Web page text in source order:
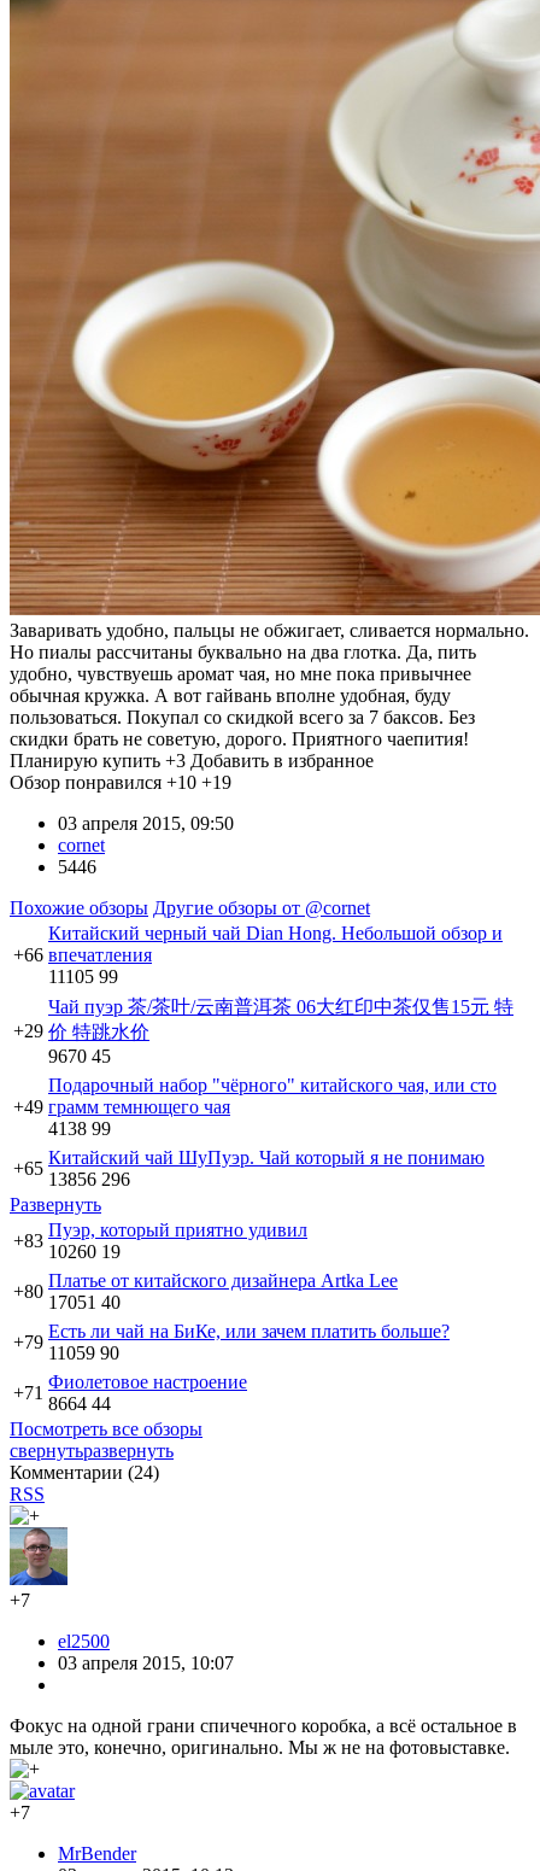
Заваривать удобно, пальцы не обжигает, сливается нормально.
Но пиалы рассчитаны буквально на два глотка. Да, пить
удобно, чувствуешь аромат чая, но мне пока привычнее
обычная кружка. А вот гайвань вполне удобная, буду
пользоваться. Покупал со скидкой всего за 7 баксов. Без
скидки брать не советую, дорого. Приятного чаепития!
Планирую купить +3 Добавить в избранное
Обзор понравился +10 +19
03 апреля 2015, 09:50
cornet
5446
Похожие обзоры Другие обзоры от @cornet
+66
Китайский черный чай Dian Hong. Небольшой обзор и
впечатления
11105 99
+29
Чай пуэр 茶/茶叶/云南普洱茶 06大红印中茶仅售15元 特
价 特跳水价
9670 45
+49
Подарочный набор "чёрного" китайского чая, или сто
грамм темнющего чая
4138 99
+65
Китайский чай ШуПуэр. Чай который я не понимаю
13856 296
Развернуть
+83
Пуэр, который приятно удивил
10260 19
+80
Платье от китайского дизайнера Artka Lee
17051 40
+79
Есть ли чай на БиКе, или зачем платить больше?
11059 90
+71
Фиолетовое настроение
8664 44
Посмотреть все обзоры
свернутьразвернуть
Комментарии (24)
RSS
+7
el2500
03 апреля 2015, 10:07
Фокус на одной грани спичечного коробка, а всё остальное в
мыле это, конечно, оригинально. Мы ж не на фотовыставке.
+7
MrBender